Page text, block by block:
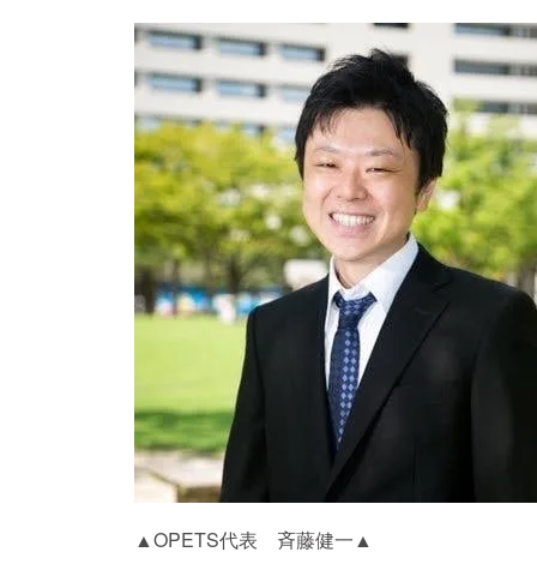
▲OPETS代表 斉藤健一▲